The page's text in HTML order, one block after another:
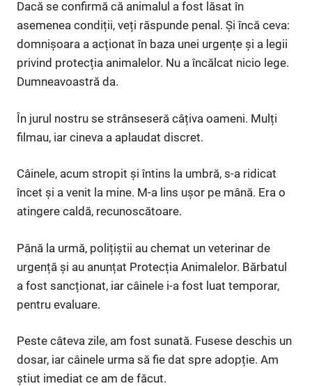
Dacă se confirmă că animalul a fost lăsat în
asemenea condiții, veți răspunde penal. Și încă ceva:
domnișoara a acționat în baza unei urgențe și a legii
privind protecția animalelor. Nu a încălcat nicio lege.
Dumneavoastră da.
În jurul nostru se strânseseră câțiva oameni. Mulți
filmau, iar cineva a aplaudat discret.
Câinele, acum stropit și întins la umbră, s-a ridicat
încet și a venit la mine. M-a lins ușor pe mână. Era o
atingere caldă, recunoscătoare.
Până la urmă, polițiștii au chemat un veterinar de
urgență și au anunțat Protecția Animalelor. Bărbatul
a fost sancționat, iar câinele i-a fost luat temporar,
pentru evaluare.
Peste câteva zile, am fost sunată. Fusese deschis un
dosar, iar câinele urma să fie dat spre adopție. Am
știut imediat ce am de făcut.